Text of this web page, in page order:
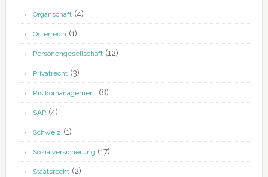
Organschaft(4)
Österreich (1)
Personengesellschaft(12)
Privatrecht(3)
Risikomanagement(8)
SAP(4)
Schweiz (1)
Sozialversicherung (17)
Staatsrecht(2)